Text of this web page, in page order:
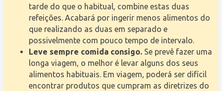
tarde do que o habitual, combine estas duas
refeições. Acabará por ingerir menos alimentos do
que realizando as duas em separado e
possivelmente com pouco tempo de intervalo.
Leve sempre comida consigo. Se prevê fazer uma
longa viagem, o melhor é levar alguns dos seus
alimentos habituais. Em viagem, poderá ser difícil
encontrar produtos que cumpram as diretrizes do